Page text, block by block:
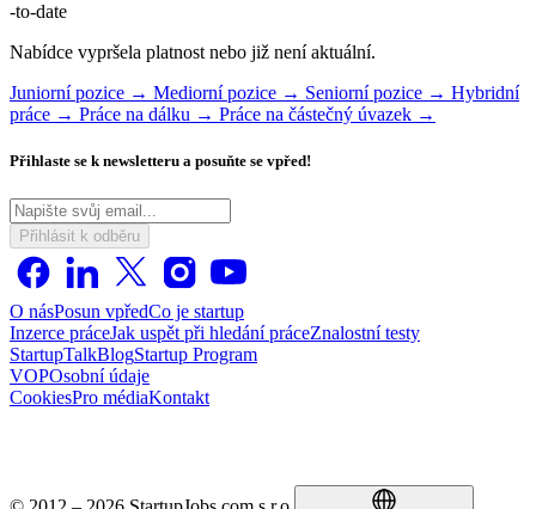
-to-date
Nabídce vypršela platnost nebo již není aktuální.
Juniorní pozice → Mediorní pozice → Seniorní pozice → Hybridní
práce → Práce na dálku → Práce na částečný úvazek →
Přihlaste se k newsletteru a posuňte se vpřed!
Přihlásit k odběru
O násPosun vpředCo je startup
Inzerce práceJak uspět při hledání práceZnalostní testy
StartupTalkBlogStartup Program
VOPOsobní údaje
CookiesPro médiaKontakt